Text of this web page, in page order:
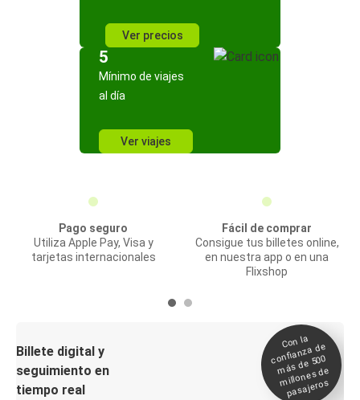
Ver precios
5
Mínimo de viajes
al día
Ver viajes
Pago seguro
Utiliza Apple Pay, Visa y
tarjetas internacionales
Fácil de comprar
Consigue tus billetes online,
en nuestra app o en una
Flixshop
Billete digital y
seguimiento en
tiempo real
Con la
confianza de
más de 500
millones de
pasajeros